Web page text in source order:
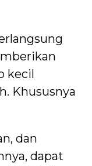
kecil
Khususnya
dan
dapat